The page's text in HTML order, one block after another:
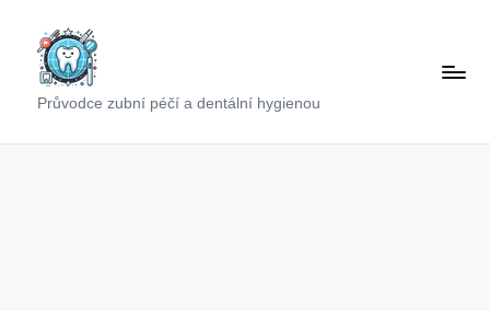
contentPrůvodce zubní péčí a dentální hygienou